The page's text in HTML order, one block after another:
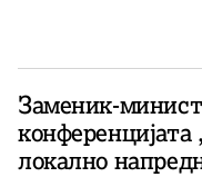
Заменик-
локално